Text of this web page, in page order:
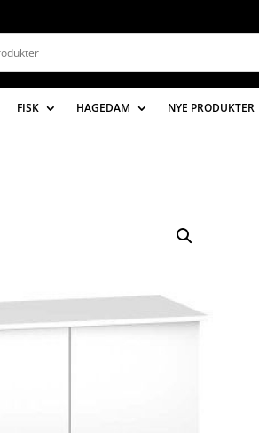
FISK HAGEDAM NYE PRODUKTER